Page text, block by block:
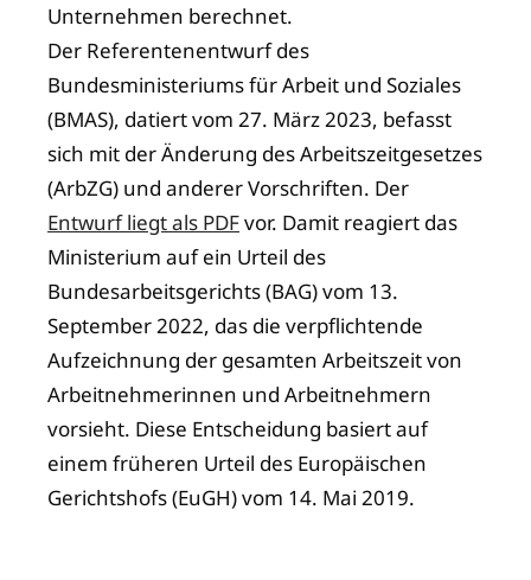
Unternehmen berechnet.
Der Referentenentwurf des
Bundesministeriums für Arbeit und Soziales
(BMAS), datiert vom 27. März 2023, befasst
sich mit der Änderung des Arbeitszeitgesetzes
(ArbZG) und anderer Vorschriften. Der
Entwurf liegt als PDFvor. Damit reagiert das
Ministerium auf ein Urteil des
Bundesarbeitsgerichts (BAG) vom 13.
September 2022, das die verpflichtende
Aufzeichnung der gesamten Arbeitszeit von
Arbeitnehmerinnen und Arbeitnehmern
vorsieht. Diese Entscheidung basiert auf
einem früheren Urteil des Europäischen
Gerichtshofs (EuGH) vom 14. Mai 2019.